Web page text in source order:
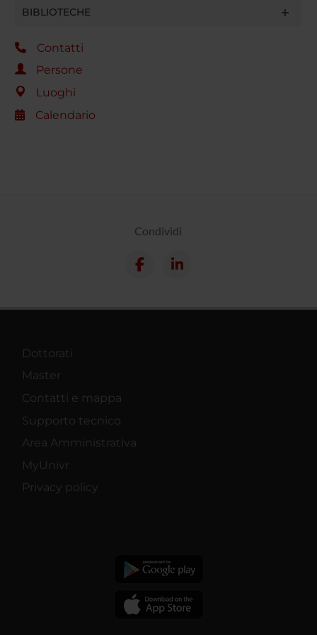
BIBLIOTECHE
Contatti
Persone
Luoghi
Calendario
Condividi
Dottorati
Master
Contatti e mappa
Supporto tecnico
Area Amministrativa
MyUnivr
Privacy policy